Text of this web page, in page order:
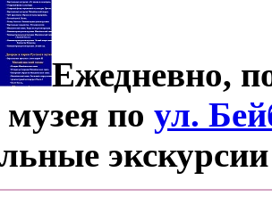
Ежедневно,
музея поул.